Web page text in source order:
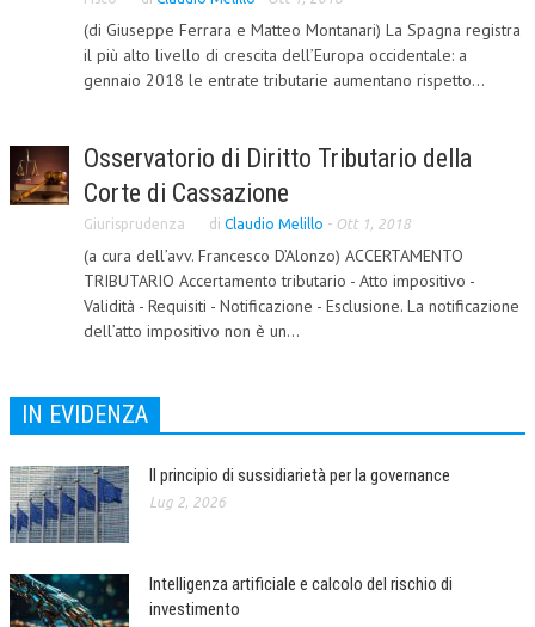
DIREZIONE SCIENTIFICA
ALTA FORMAZIONE
CORSI CE.S.E.D.
DIVENTA SOCIO
BROCHURE CE.S.E.D.
LA RIVISTA
LA RIVISTA
COMITATO EDITORIALE
PEER REVIEW
AUTORI
(di Giuseppe Ferrara e Matteo Montanari) La Spagna registra
il più alto livello di crescita dell’Europa occidentale: a
gennaio 2018 le entrate tributarie aumentano rispetto...
Osservatorio di Diritto Tributario della
Corte di Cassazione
Giurisprudenza di Claudio Melillo - Ott 1, 2018
(a cura dell’avv. Francesco D’Alonzo) ACCERTAMENTO
TRIBUTARIO Accertamento tributario - Atto impositivo -
Validità - Requisiti - Notificazione - Esclusione. La notificazione
dell’atto impositivo non è un...
IN EVIDENZA
Il principio di sussidiarietà per la governance
Lug 2, 2026
Intelligenza artificiale e calcolo del rischio di
investimento